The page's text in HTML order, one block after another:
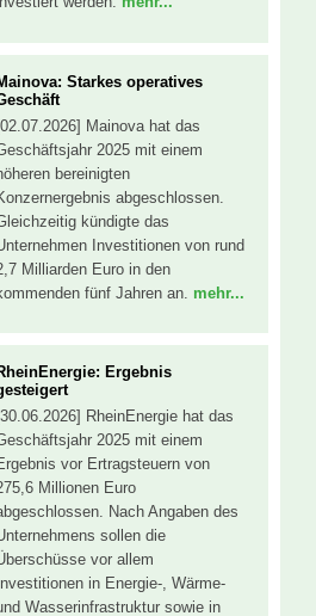
Starkes operatives
Mainova hat das
2025 mit einem
bereinigten
abgeschlossen.
kündigte das
Investitionen von rund
Milliarden Euro in den
fünf Jahren an. mehr...
Ergebnis
RheinEnergie hat das
2025 mit einem
vor Ertragsteuern von
Millionen Euro
Nach Angaben des
sollen die
vor allem
Investitionen in Energie-, Wärme-
Wasserinfrastruktur sowie in